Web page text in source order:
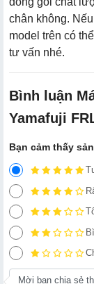
chân không.
model trên có
tư vấn nhé.
Bình luận
Yamafuji
Bạn cảm thấy